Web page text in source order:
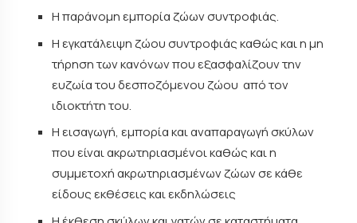
Η παράνομη εμπορία ζώων συντροφιάς.
Η εγκατάλειψη ζώου συντροφιάς καθώς και η μη
τήρηση των κανόνων που εξασφαλίζουν την
ευζωία του δεσποζόμενου ζώου από τον
ιδιοκτήτη του.
Η εισαγωγή, εμπορία και αναπαραγωγή σκύλων
που είναι ακρωτηριασμένοι καθώς και η
συμμετοχή ακρωτηριασμένων ζώων σε κάθε
είδους εκθέσεις και εκδηλώσεις